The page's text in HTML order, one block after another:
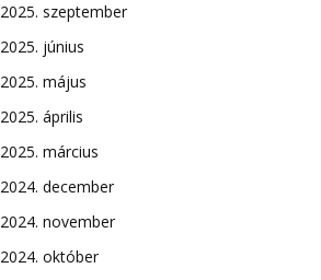
2025. szeptember
2025. június
2025. május
2025. április
2025. március
2024. december
2024. november
2024. október